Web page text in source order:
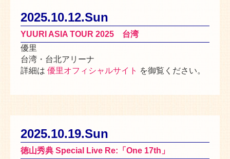
2025.10.12.Sun
YUURI ASIA TOUR 2025 台湾
優里
台湾・台北アリーナ
詳細は 優里オフィシャルサイト を御覧ください。
2025.10.19.Sun
徳山秀典 Special Live Re:「One 17th」